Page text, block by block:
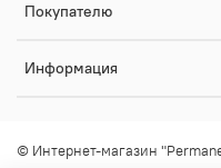
Покупателю
Информация
© Интернет-магазин